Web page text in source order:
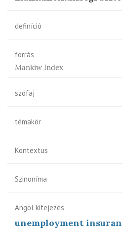
definíció
forrás
Mankiw Index
szófaj
témakör
Kontextus
Szinoníma
Angol kifejezés
unemployment